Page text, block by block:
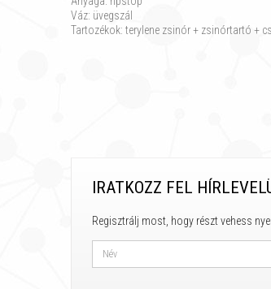
Váz: üvegszál
Tartozékok: terylene zsinór + zsinórtartó +
IRATKOZZ FEL
Regisztrálj most, hogy részt vehess